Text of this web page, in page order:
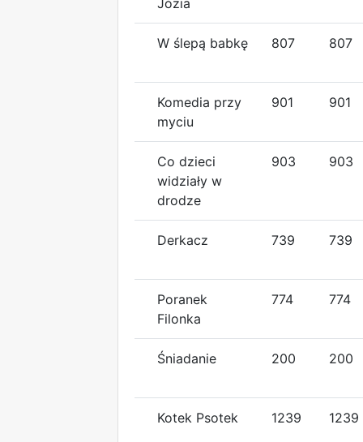
W ślepą babkę 807 807
Komedia przy
myciu
901 901
Co dzieci
widziały w
drodze
903 903
Derkacz 739 739
Poranek
Filonka
774 774
Śniadanie 200 200
Kotek Psotek 1239 1239